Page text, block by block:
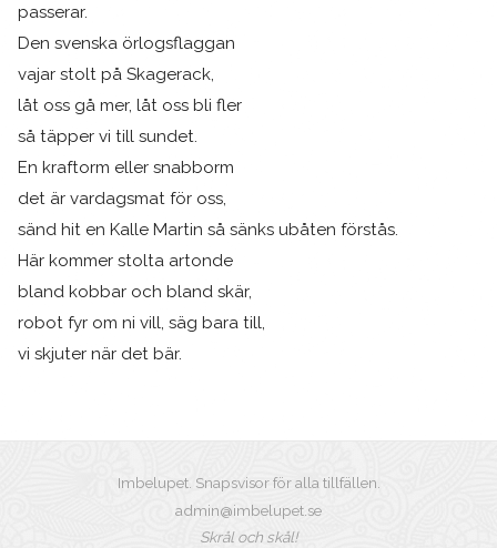
passerar.
Den svenska örlogsflaggan
vajar stolt på Skagerack,
låt oss gå mer, låt oss bli fler
så täpper vi till sundet.
En kraftorm eller snabborm
det är vardagsmat för oss,
sänd hit en Kalle Martin så sänks ubåten förstås.
Här kommer stolta artonde
bland kobbar och bland skär,
robot fyr om ni vill, säg bara till,
vi skjuter när det bär.
Imbelupet. Snapsvisor för alla tillfällen.
admin@imbelupet.se
Skrål och skål!